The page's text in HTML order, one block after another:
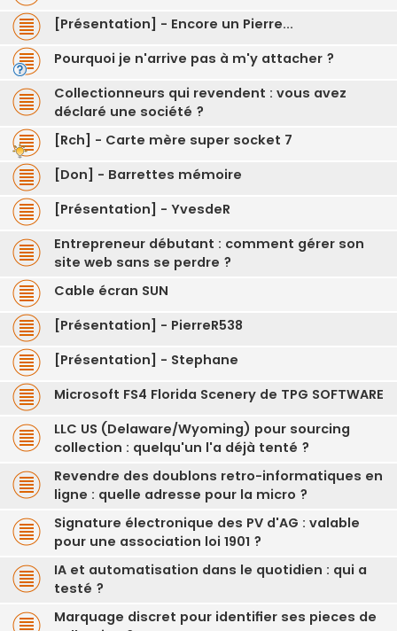
[Présentation] - Encore un Pierre...
Pourquoi je n'arrive pas à m'y attacher ?
Collectionneurs qui revendent : vous avez
déclaré une société ?
[Rch] - Carte mère super socket 7
[Don] - Barrettes mémoire
[Présentation] - YvesdeR
Entrepreneur débutant : comment gérer son
site web sans se perdre ?
Cable écran SUN
[Présentation] - PierreR538
[Présentation] - Stephane
Microsoft FS4 Florida Scenery de TPG SOFTWARE
LLC US (Delaware/Wyoming) pour sourcing
collection : quelqu'un l'a déjà tenté ?
Revendre des doublons retro-informatiques en
ligne : quelle adresse pour la micro ?
Signature électronique des PV d'AG : valable
pour une association loi 1901 ?
IA et automatisation dans le quotidien : qui a
testé ?
Marquage discret pour identifier ses pieces de